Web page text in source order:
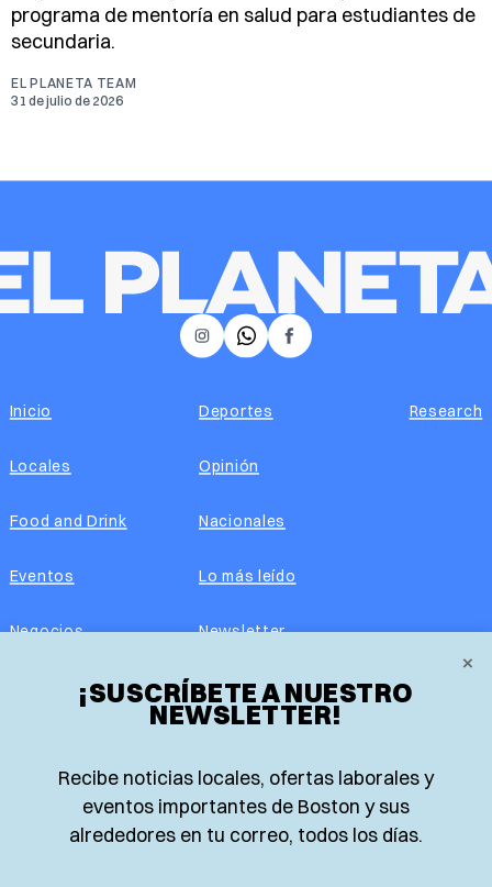
programa de mentoría en salud para estudiantes de
secundaria.
EL PLANETA TEAM
31 de julio de 2026
×
¡SUSCRÍBETE A NUESTRO
NEWSLETTER!
Recibe noticias locales, ofertas laborales y
eventos importantes de Boston y sus
alrededores en tu correo, todos los días.
𝕏 Facebook
Instagram
Inicio
Locales
Food and Drink
Eventos
Negocios
Real Estate
Guía de Recursos
Deportes
Opinión
Nacionales
Lo más leído
Newsletter
Edición impresa
Advertise with us
Research